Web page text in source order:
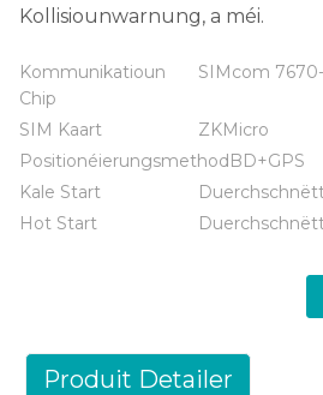
Kollisiounwarnung, a méi.
Kommunikatioun
Chip
SIMcom
SIM Kaart
ZKMicro
PositionéierungsmethodBD+GPS
Kale Start
Hot Start
Produit Detailer